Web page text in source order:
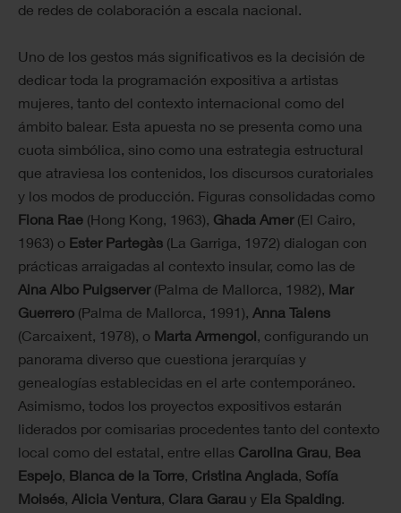
de redes de colaboración a escala nacional.
Uno de los gestos más significativos es la decisión de
dedicar toda la programación expositiva a artistas
mujeres, tanto del contexto internacional como del
ámbito balear. Esta apuesta no se presenta como una
cuota simbólica, sino como una estrategia estructural
que atraviesa los contenidos, los discursos curatoriales
y los modos de producción. Figuras consolidadas como
Fiona Rae (Hong Kong, 1963), Ghada Amer(El Cairo,
1963) o Ester Partegàs (La Garriga, 1972) dialogan con
prácticas arraigadas al contexto insular, como las de
Aina Albo Puigserver (Palma de Mallorca, 1982), Mar
Guerrero (Palma de Mallorca, 1991), Anna Talens
(Carcaixent, 1978), o Marta Armengol, configurando un
panorama diverso que cuestiona jerarquías y
genealogías establecidas en el arte contemporáneo.
Asimismo, todos los proyectos expositivos estarán
liderados por comisarias procedentes tanto del contexto
local como del estatal, entre ellas Carolina Grau, Bea
Espejo, Blanca de la Torre, Cristina Anglada, Sofía
Moisés, Alicia Ventura, Clara Garau y Ela Spalding.